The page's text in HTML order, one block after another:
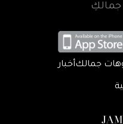
جمالكِ
جمالكأخبار